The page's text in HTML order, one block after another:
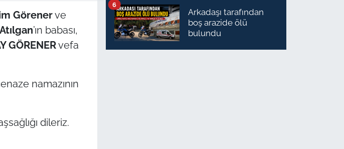
Görenerve
’ın babası,
GÖRENERvefa
namazının
dileriz.
Arkadaşı tarafından
boş arazide ölü
bulundu
6